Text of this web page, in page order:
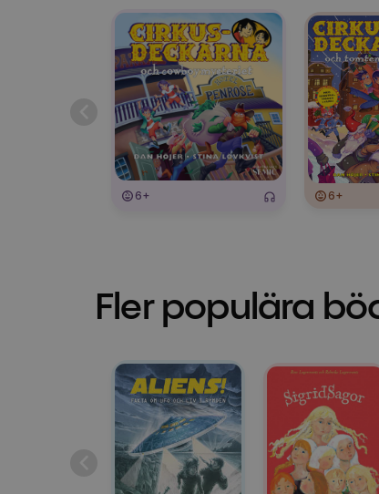
6+ 6+
Fler populära